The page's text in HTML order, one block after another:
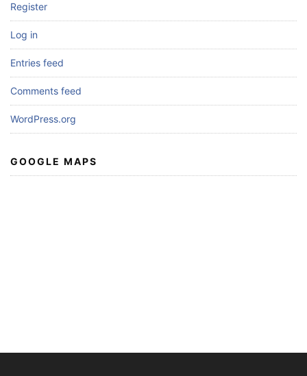
Register
Log in
Entries feed
Comments feed
WordPress.org
GOOGLE MAPS